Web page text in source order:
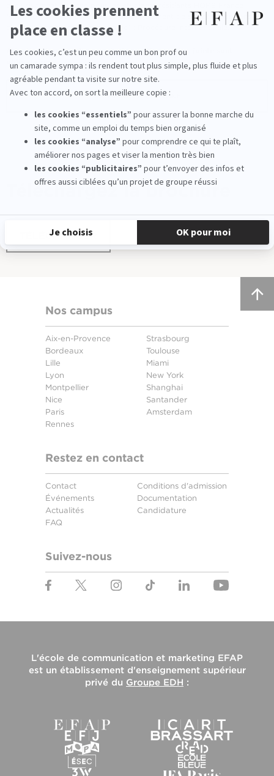
exclusivement en ligne pour les étudiants résidants HORS France
Métropolitaine. Le candidat se doit également de sélectionner dans le
champ "date de concours choisie" : Procédure Internationale.
Attention, tous les documents demandés en pièce jointe sont
obligatoires.
CANDIDATER EN LIGNE
Téléchargezla brochure
TÉLÉCHARGER
Nos campus
Aix-en-Provence
Bordeaux
Lille
Lyon
Montpellier
Nice
Paris
Rennes
Strasbourg
Toulouse
Miami
New York
Shanghai
Santander
Amsterdam
Restez en contact
Contact
Événements
Actualités
FAQ
Conditions d'admission
Documentation
Candidature
Suivez-nous
L'école de communication et marketing EFAP
est un établissement d'enseignement supérieur
privé du Groupe EDH :